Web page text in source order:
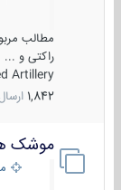
مطالب
راکتی و ...
Artillery ...
1,842 ارسال
موشک